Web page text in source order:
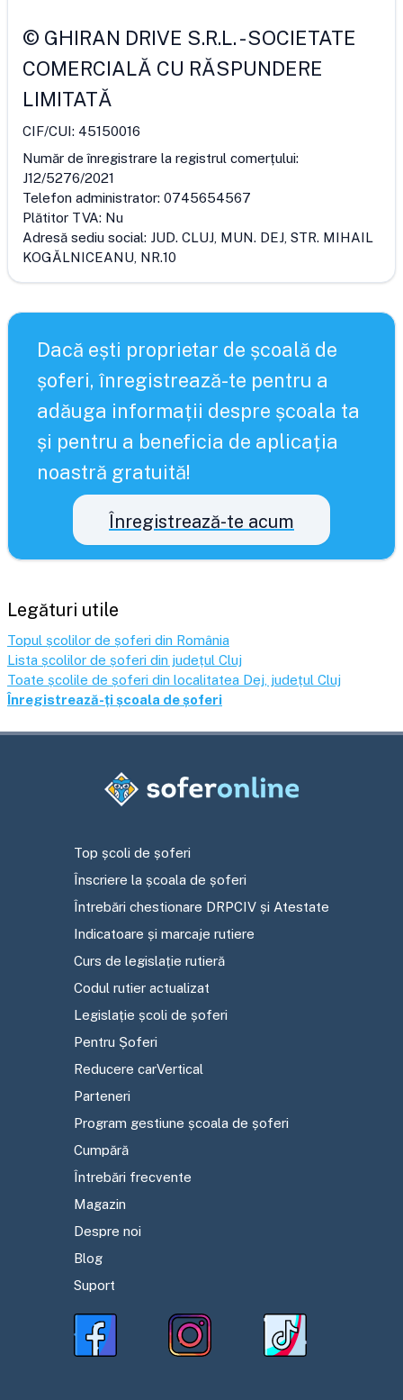
© GHIRAN DRIVE S.R.L.-SOCIETATE
COMERCIALĂ CU RĂSPUNDERE
LIMITATĂ
CIF/CUI: 45150016
Număr de înregistrare la registrul comerțului:
J12/5276/2021
Telefon administrator: 0745654567
Plătitor TVA: Nu
Adresă sediu social: JUD. CLUJ, MUN. DEJ, STR. MIHAIL
KOGĂLNICEANU, NR.10
Dacă ești proprietar de școală de
șoferi, înregistrează-te pentru a
adăuga informații despre școala ta
și pentru a beneficia de aplicația
noastră gratuită!
Înregistrează-te acum
Legături utile
Topul școlilor de șoferi din România
Lista școlilor de șoferi din județul Cluj
Toate școlile de șoferi din localitatea Dej , județul Cluj
Înregistrează-ți școala de șoferi
Top școli de șoferi
Înscriere la școala de șoferi
Întrebări chestionare DRPCIV și Atestate
Indicatoare și marcaje rutiere
Curs de legislație rutieră
Codul rutier actualizat
Legislație școli de șoferi
Pentru Șoferi
Reducere carVertical
Parteneri
Program gestiune școala de șoferi
Cumpără
Întrebări frecvente
Magazin
Despre noi
Blog
Suport